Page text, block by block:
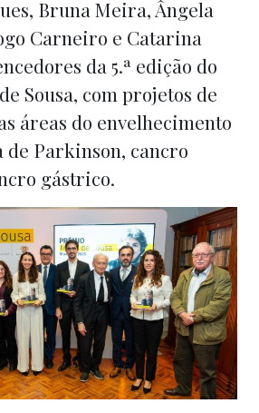
Bruna Meira, Ângela
Carneiro e Catarina
da 5.ª edição do
Sousa, com projetos de
áreas do envelhecimento
de Parkinson, cancro
gástrico.